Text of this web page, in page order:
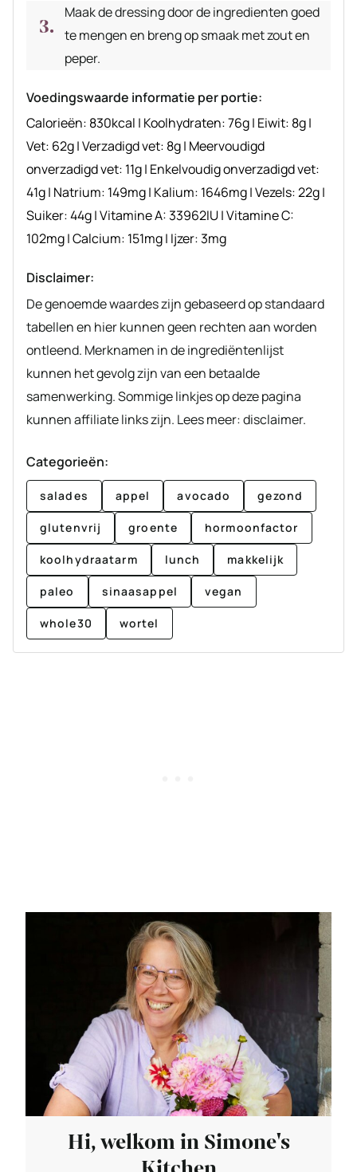
Maak de dressing door de ingredienten goed
te mengen en breng op smaak met zout en
peper.
Voedingswaarde informatie per portie:
Calorieën: 830kcal | Koolhydraten:76g| Eiwit: 8g|
Vet: 62g|Verzadigd vet: 8g| Meervoudigd
onverzadigd vet: 11g| Enkelvoudig onverzadigd vet:
41g| Natrium: 149mg| Kalium: 1646mg|Vezels:22g|
Suiker:44g|Vitamine A:33962IU|Vitamine C:
102mg|Calcium: 151mg| Ijzer:3mg
Disclaimer:
De genoemde waardes zijn gebaseerd op standaard
tabellen en hier kunnen geen rechten aan worden
ontleend. Merknamen in de ingrediëntenlijst
kunnen het gevolg zijn van een betaalde
samenwerking. Sommige linkjes op deze pagina
kunnen affiliate links zijn. Lees meer: disclaimer.
Categorieën:
salades appel avocado gezond
glutenvrij groente hormoonfactor
koolhydraatarm lunch makkelijk
paleo sinaasappel vegan
whole30 wortel
Hi, welkom in Simone's